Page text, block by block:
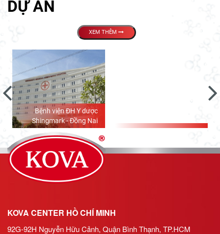
DỰ ÁN
XEM THÊM
Bệnh viện ĐH Y dược
Shingmark - Đồng Nai
KOVA CENTER HỒ CHÍ MINH
92G-92H Nguyễn Hữu Cảnh, Quận Bình Thạnh, TP.HCM